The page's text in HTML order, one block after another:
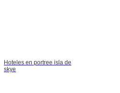
Hoteles en portree isla de
skye